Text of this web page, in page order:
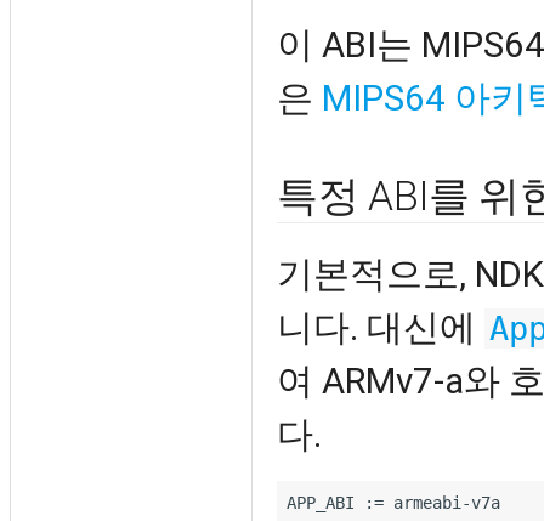
이 ABI는
은 MIPS64 아키
특정 ABI를 위
기본적으로,
니다. 대신에
여 ARMv7-a와
다.